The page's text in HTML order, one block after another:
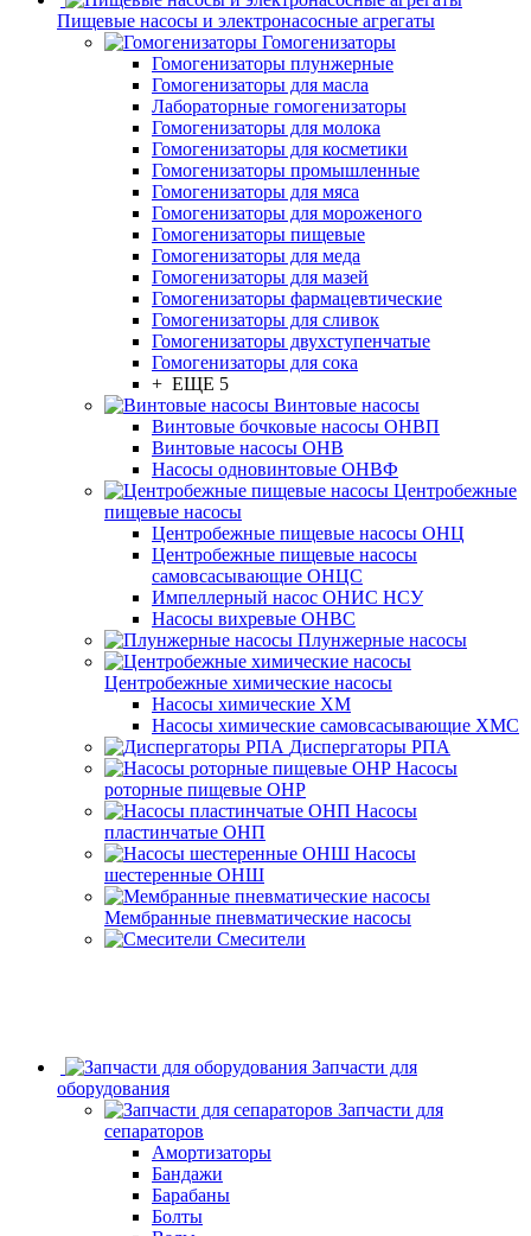
Пищевые насосы и электронасосные агрегаты
Гомогенизаторы
Гомогенизаторы плунжерные
Гомогенизаторы для масла
Лабораторные гомогенизаторы
Гомогенизаторы для молока
Гомогенизаторы для косметики
Гомогенизаторы промышленные
Гомогенизаторы для мяса
Гомогенизаторы для мороженого
Гомогенизаторы пищевые
Гомогенизаторы для меда
Гомогенизаторы для мазей
Гомогенизаторы фармацевтические
Гомогенизаторы для сливок
Гомогенизаторы двухступенчатые
Гомогенизаторы для сока
+ ЕЩЕ 5
Винтовые насосы
Винтовые бочковые насосы ОНВП
Винтовые насосы ОНВ
Насосы одновинтовые ОНВФ
Центробежные
пищевые насосы
Центробежные пищевые насосы ОНЦ
Центробежные пищевые насосы
самовсасывающие ОНЦС
Импеллерный насос ОНИС НСУ
Насосы вихревые ОНВС
Плунжерные насосы
Центробежные химические насосы
Насосы химические ХМ
Насосы химические самовсасывающие ХМС
Диспергаторы РПА
Насосы
роторные пищевые ОНР
Насосы
пластинчатые ОНП
Насосы
шестеренные ОНШ
Мембранные пневматические насосы
Смесители
Запчасти для
оборудования
Запчасти для
сепараторов
Амортизаторы
Бандажи
Барабаны
Болты